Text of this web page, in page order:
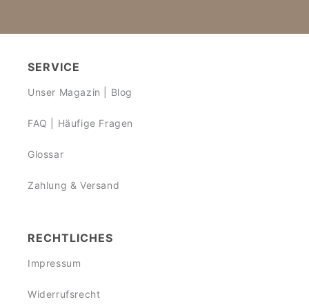
SERVICE
Unser Magazin | Blog
FAQ | Häufige Fragen
Glossar
Zahlung & Versand
RECHTLICHES
Impressum
Widerrufsrecht